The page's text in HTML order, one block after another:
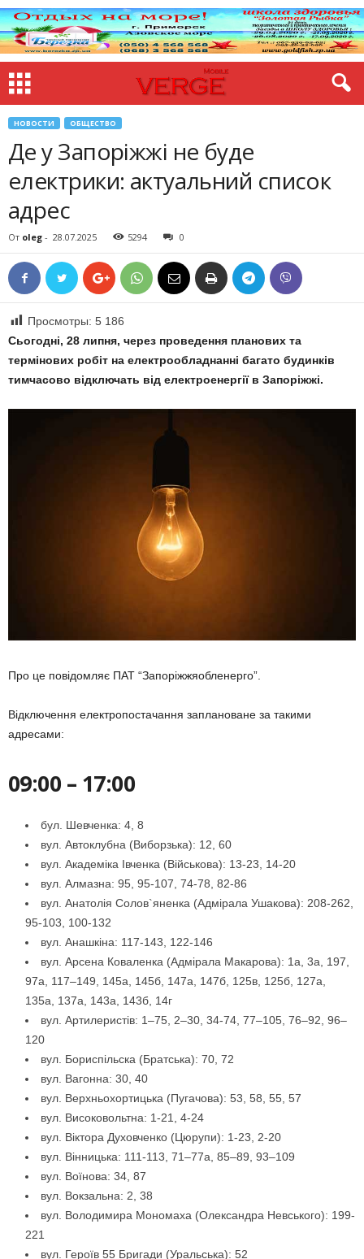
НОВОСТИ ОБЩЕСТВО
Де у Запоріжжі не буде
електрики: актуальний список
адрес
От oleg - 28.07.2025 5294 0
Просмотры: 5 186
Сьогодні, 28 липня, через проведення планових та
термінових робіт на електрообладнанні багато будинків
тимчасово відключать від електроенергії в Запоріжжі.
Про це повідомляє ПАТ “Запоріжжяобленерго”.
Відключення електропостачання заплановане за такими
адресами:
09:00 – 17:00
бул. Шевченка: 4, 8
вул. Автоклубна (Виборзька): 12, 60
вул. Академіка Івченка (Військова): 13-23, 14-20
вул. Алмазна: 95, 95-107, 74-78, 82-86
вул. Анатолія Солов`яненка (Адмірала Ушакова): 208-262,
95-103, 100-132
вул. Анашкіна: 117-143, 122-146
вул. Арсена Коваленка (Адмірала Макарова): 1а, 3а, 197,
97а, 117–149, 145а, 145б, 147а, 147б, 125в, 125б, 127а,
135а, 137а, 143а, 143б, 14г
вул. Артилеристів: 1–75, 2–30, 34-74, 77–105, 76–92, 96–
120
вул. Бориспільска (Братська): 70, 72
вул. Вагонна: 30, 40
вул. Верхньохортицька (Пугачова): 53, 58, 55, 57
вул. Високовольтна: 1-21, 4-24
вул. Віктора Духовченко (Цюрупи): 1-23, 2-20
вул. Вінницька: 111-113, 71–77а, 85–89, 93–109
вул. Воїнова: 34, 87
вул. Вокзальна: 2, 38
вул. Володимира Мономаха (Олександра Невського): 199-
221
вул. Героїв 55 Бригади (Уральська): 52